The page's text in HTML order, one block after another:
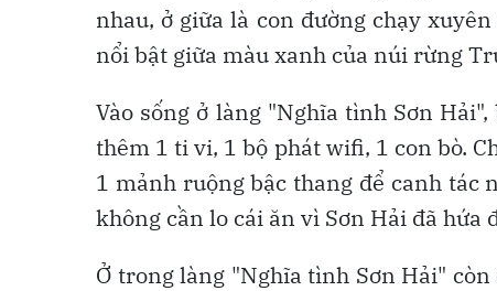
nhau, ở giữa là con đường chạy
nổi bật giữa màu xanh của núi rừng
Vào sống ở làng "Nghĩa tình Sơn
thêm 1 ti vi, 1 bộ phát wifi, 1 con bò.
1 mảnh ruộng bậc thang để canh tác
không cần lo cái ăn vì Sơn Hải đã hứa
Ở trong làng "Nghĩa tình Sơn Hải"